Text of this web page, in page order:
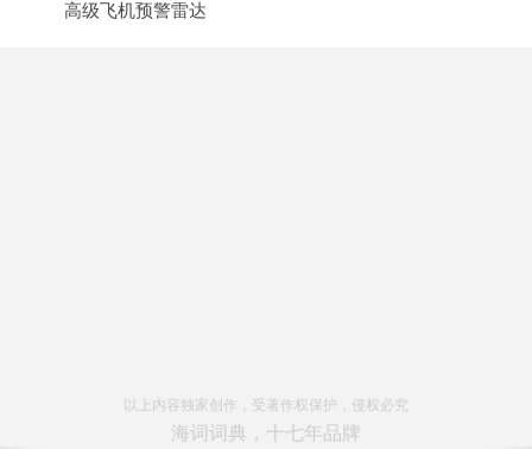
高级飞机预警雷达
以上内容独家创作，受著作权保护，侵权必究
海词词典，十七年品牌